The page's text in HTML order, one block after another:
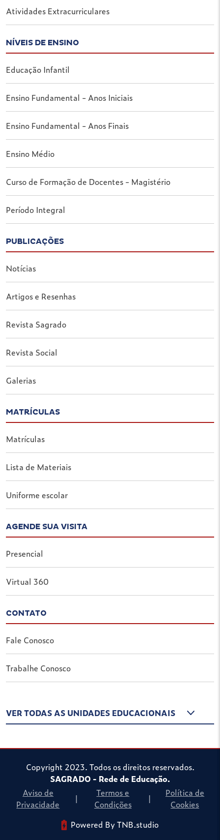
Atividades Extracurriculares
NÍVEIS DE ENSINO
Educação Infantil
Ensino Fundamental - Anos Iniciais
Ensino Fundamental - Anos Finais
Ensino Médio
Curso de Formação de Docentes - Magistério
Período Integral
PUBLICAÇÕES
Notícias
Artigos e Resenhas
Revista Sagrado
Revista Social
Galerias
MATRÍCULAS
Matrículas
Lista de Materiais
Uniforme escolar
AGENDE SUA VISITA
Presencial
Virtual 360
CONTATO
Fale Conosco
Trabalhe Conosco
VER TODAS AS UNIDADES EDUCACIONAIS
Copyright 2023. Todos os direitos reservados.
SAGRADO - Rede de Educação.
Aviso de
Privacidade
|
Termos e
Condições
|
Política de
Cookies
Powered By TNB.studio